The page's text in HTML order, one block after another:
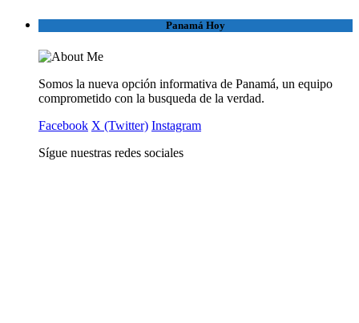
Panamá Hoy
Somos la nueva opción informativa de Panamá, un equipo
comprometido con la busqueda de la verdad.
Facebook X (Twitter) Instagram
Sígue nuestras redes sociales